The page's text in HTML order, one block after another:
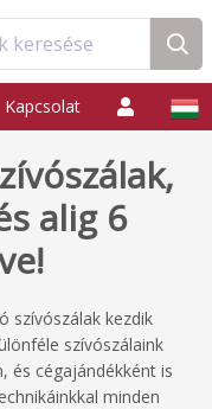
keresése
Kapcsolat
alig 6
szívószálak kezdik
szívószálaink
és cégajándékként is
minden